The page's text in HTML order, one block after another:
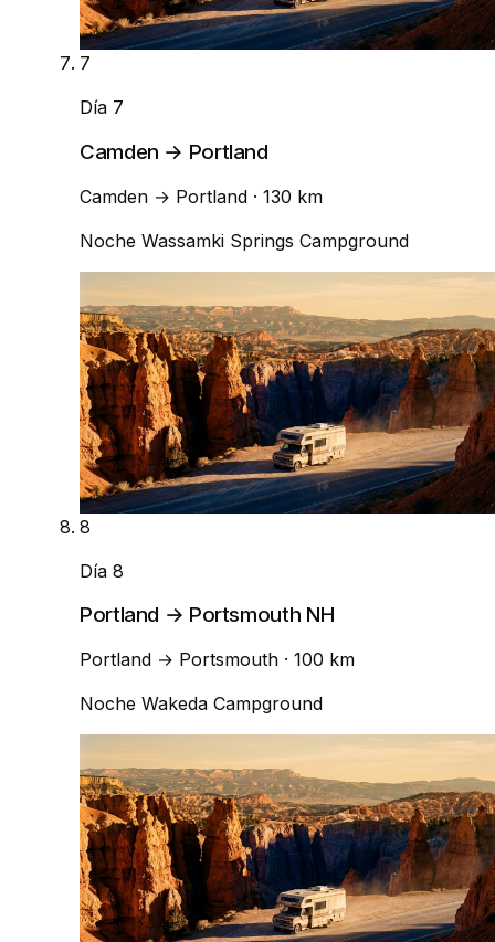
7
Día 7
Camden → Portland
Camden → Portland · 130 km
Noche Wassamki Springs Campground
8
Día 8
Portland → Portsmouth NH
Portland → Portsmouth · 100 km
Noche Wakeda Campground